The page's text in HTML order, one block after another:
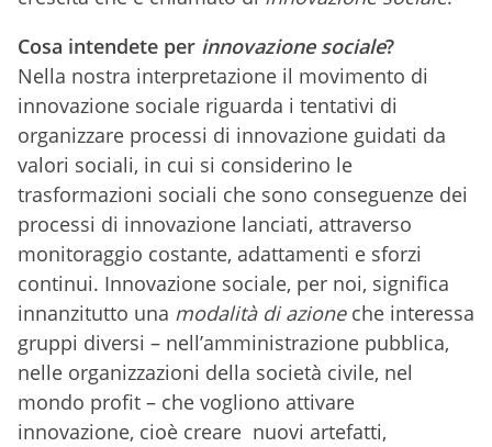
Cosa intendete per innovazione sociale?
Nella nostra interpretazione il movimento di
innovazione sociale riguarda i tentativi di
organizzare processi di innovazione guidati da
valori sociali, in cui si considerino le
trasformazioni sociali che sono conseguenze dei
processi di innovazione lanciati, attraverso
monitoraggio costante, adattamenti e sforzi
continui. Innovazione sociale, per noi, significa
innanzitutto una modalità di azione che interessa
gruppi diversi – nell’amministrazione pubblica,
nelle organizzazioni della società civile, nel
mondo profit – che vogliono attivare
innovazione, cioè creare nuovi artefatti,